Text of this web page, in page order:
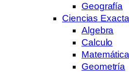
Geografía
Ciencias
Algebra
Calculo
Geometría